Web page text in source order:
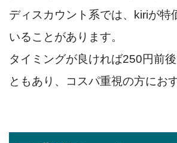
ディスカウント系では、kiriが特
いることがあります。
タイミングが良ければ250円前
ともあり、コスパ重視の方にお